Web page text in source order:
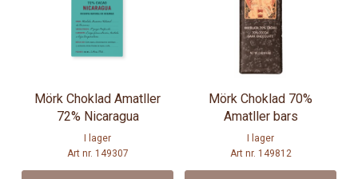
Mörk Choklad Amatller
72% Nicaragua
I lager
Art nr. 149307
Mörk Choklad 70%
Amatller bars
I lager
Art nr. 149812